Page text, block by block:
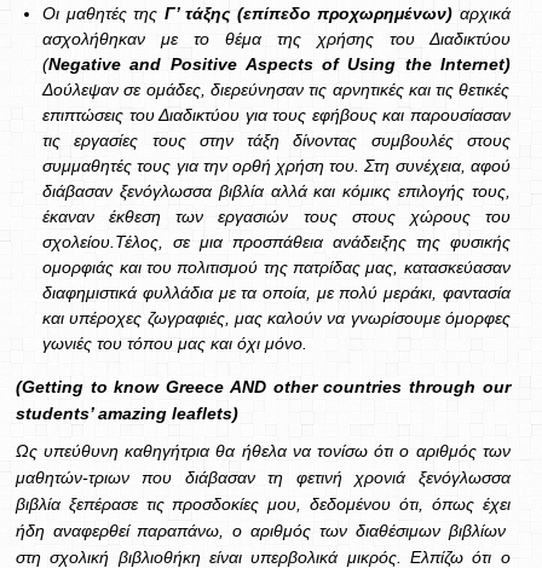
Οι μαθητές της Γ’ τάξης (επίπεδο προχωρημένων) αρχικά
ασχολήθηκαν με το θέμα της χρήσης του Διαδικτύου
(Negative and Positive Aspects of Using the Internet)
Δούλεψαν σε ομάδες, διερεύνησαν τις αρνητικές και τις θετικές
επιπτώσεις του Διαδικτύου για τους εφήβους και παρουσίασαν
τις εργασίες τους στην τάξη δίνοντας συμβουλές στους
συμμαθητές τους για την ορθή χρήση του. Στη συνέχεια, αφού
διάβασαν ξενόγλωσσα βιβλία αλλά και κόμικς επιλογής τους,
έκαναν έκθεση των εργασιών τους στους χώρους του
σχολείου.Τέλος, σε μια προσπάθεια ανάδειξης της φυσικής
ομορφιάς και του πολιτισμού της πατρίδας μας, κατασκεύασαν
διαφημιστικά φυλλάδια με τα οποία, με πολύ μεράκι, φαντασία
και υπέροχες ζωγραφιές, μας καλούν να γνωρίσουμε όμορφες
γωνιές του τόπου μας και όχι μόνο.
(Getting to know Greece AND other countries through our
students’ amazing leaflets)
Ως υπεύθυνη καθηγήτρια θα ήθελα να τονίσω ότι ο αριθμός των
μαθητών-τριων που διάβασαν τη φετινή χρονιά ξενόγλωσσα
βιβλία ξεπέρασε τις προσδοκίες μου, δεδομένου ότι, όπως έχει
ήδη αναφερθεί παραπάνω, ο αριθμός των διαθέσιμων βιβλίων
στη σχολική βιβλιοθήκη είναι υπερβολικά μικρός. Ελπίζω ότι ο